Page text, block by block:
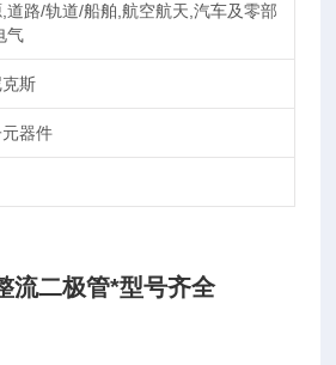
道路/轨道/船舶,航空航天,汽车及零部
气
斯
器件
流二极管*型号齐全